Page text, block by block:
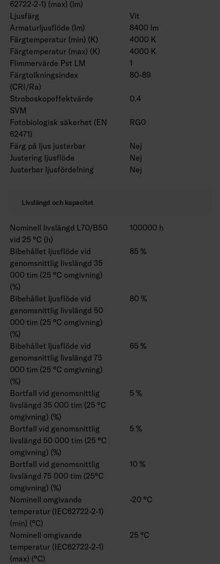
62722-2-1) (max) (lm)
Ljusfärg
Vit
Armaturljusflöde (lm)
8400 lm
Färgtemperatur (min) (K)
4000 K
Färgtemperatur (max) (K)
4000 K
Flimmervärde Pst LM
1
Färgtolkningsindex
(CRI/Ra)
80-89
Stroboskopeffektvärde
SVM
0.4
Fotobiologisk säkerhet (EN
62471)
RG0
Färg på ljus justerbar
Nej
Justering ljusflöde
Nej
Justerbar ljusfördelning
Nej
Livslängd och kapacitet
Nominell livslängd L70/B50
vid 25 °C (h)
100000 h
Bibehållet ljusflöde vid
genomsnittlig livslängd 35
000 tim (25 °C omgivning)
(%)
85 %
Bibehållet ljusflöde vid
genomsnittlig livslängd 50
000 tim (25 °C omgivning)
(%)
80 %
Bibehållet ljusflöde vid
genomsnittlig livslängd 75
000 tim (25 °C omgivning)
(%)
65 %
Bortfall vid genomsnittlig
livslängd 35 000 tim (25 °C
omgivning) (%)
5 %
Bortfall vid genomsnittlig
livslängd 50 000 tim (25 °C
omgivning) (%)
5 %
Bortfall vid genomsnittlig
livslängd 75 000 tim (25°C
omgivning) (%)
10 %
Nominell omgivande
temperatur (IEC62722-2-1)
(min) (°C)
-20 °C
Nominell omgivande
temperatur (IEC62722-2-1)
(max) (°C)
25 °C